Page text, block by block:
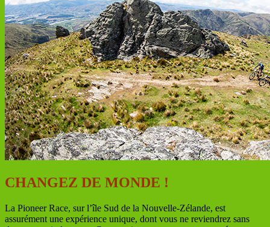
CHANGEZ DE MONDE !
La Pioneer Race, sur l’île Sud de la Nouvelle-Zélande, est
assurément une expérience unique, dont vous ne reviendrez sans